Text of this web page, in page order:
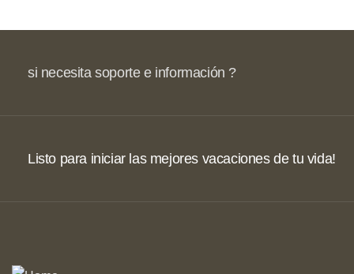
si necesita soporte e información ?
Listo para iniciar las mejores vacaciones de tu vida!